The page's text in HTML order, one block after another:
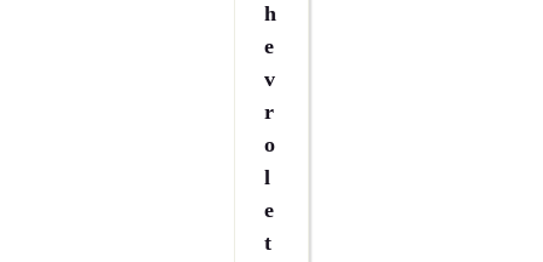
H
E
V
R
O
L
E
T